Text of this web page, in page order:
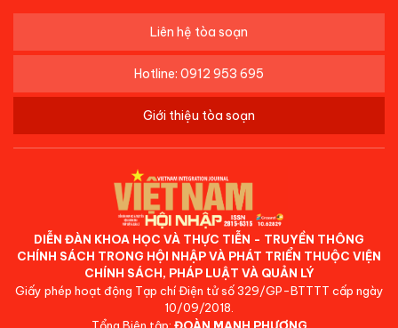
Liên hệ tòa soạn
Hotline: 0912 953 695
Giới thiệu tòa soạn
DIỄN ĐÀN KHOA HỌC VÀ THỰC TIỄN - TRUYỀN THÔNG
CHÍNH SÁCH TRONG HỘI NHẬP VÀ PHÁT TRIỂN THUỘC VIỆN
CHÍNH SÁCH, PHÁP LUẬT VÀ QUẢN LÝ
Giấy phép hoạt động Tạp chí Điện tử số 329/GP-BTTTT cấp ngày
10/09/2018.
Tổng Biên tập: ĐOÀN MẠNH PHƯƠNG